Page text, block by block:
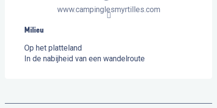
www.campinglesmyrtilles.com
Milieu
Milieu
Op het platteland
In de nabijheid van een wandelroute